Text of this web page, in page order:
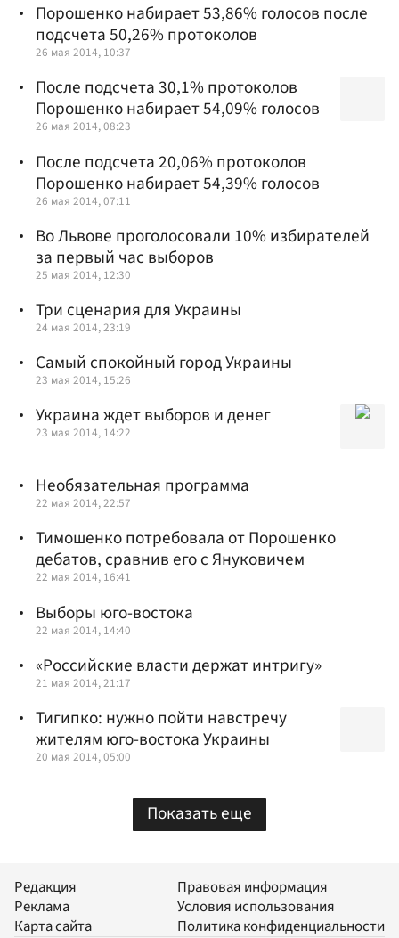
Порошенко набирает 53,86% голосов после
подсчета 50,26% протоколов
26 мая 2014, 10:37
После подсчета 30,1% протоколов
Порошенко набирает 54,09% голосов
26 мая 2014, 08:23
После подсчета 20,06% протоколов
Порошенко набирает 54,39% голосов
26 мая 2014, 07:11
Во Львове проголосовали 10% избирателей
за первый час выборов
25 мая 2014, 12:30
Три сценария для Украины
24 мая 2014, 23:19
Самый спокойный город Украины
23 мая 2014, 15:26
Украина ждет выборов и денег
23 мая 2014, 14:22
Необязательная программа
22 мая 2014, 22:57
Тимошенко потребовала от Порошенко
дебатов, сравнив его с Януковичем
22 мая 2014, 16:41
Выборы юго-востока
22 мая 2014, 14:40
«Российские власти держат интригу»
21 мая 2014, 21:17
Тигипко: нужно пойти навстречу
жителям юго-востока Украины
20 мая 2014, 05:00
Показать еще
Редакция
Реклама
Карта сайта
Правовая информация
Условия использования
Политика конфиденциальности